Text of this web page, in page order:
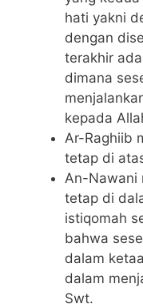
hati yakni
dengan
terakhir
dimana
kepada
Ar-Raghiib
tetap di
An-Nawani
tetap di
istiqomah
bahwa
dalam
dalam
Swt.